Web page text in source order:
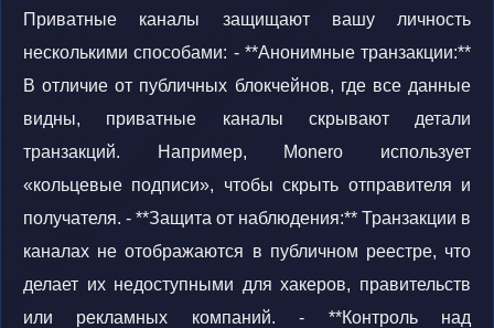
Приватные каналы защищают вашу личность
несколькими способами: - **Анонимные транзакции:**
В отличие от публичных блокчейнов, где все данные
видны, приватные каналы скрывают детали
транзакций. Например, Monero использует
«кольцевые подписи», чтобы скрыть отправителя и
получателя. - **Защита от наблюдения:** Транзакции в
каналах не отображаются в публичном реестре, что
делает их недоступными для хакеров, правительств
или рекламных компаний. - **Контроль над